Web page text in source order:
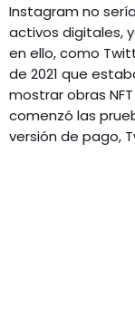
Instagram no
activos digitales,
en ello, como
de 2021 que
mostrar obras
comenzó las
versión de pago,